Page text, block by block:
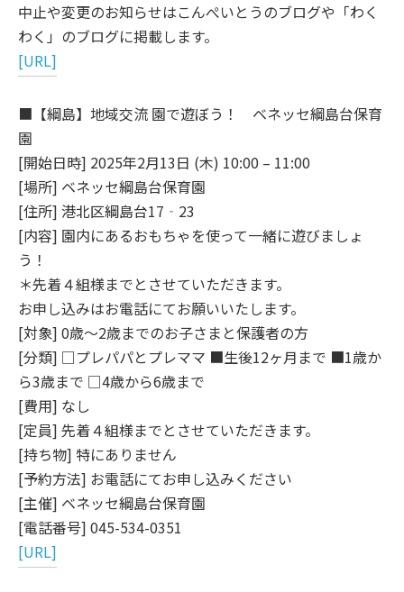
中止や変更のお知らせはこんぺいとうのブログや「わく
わく」のブログに掲載します。
[URL]
■【綱島】地域交流 園で遊ぼう！ ベネッセ綱島台保育
園
[開始日時] 2025年2月13日 (木) 10:00 – 11:00
[場所] ベネッセ綱島台保育園
[住所] 港北区綱島台17‐23
[内容] 園内にあるおもちゃを使って一緒に遊びましょ
う！
＊先着４組様までとさせていただきます。
お申し込みはお電話にてお願いいたします。
[対象] 0歳～2歳までのお子さまと保護者の方
[分類] □プレパパとプレママ ■生後12ヶ月まで ■1歳か
ら3歳まで □4歳から6歳まで
[費用] なし
[定員] 先着４組様までとさせていただきます。
[持ち物] 特にありません
[予約方法] お電話にてお申し込みください
[主催] ベネッセ綱島台保育園
[電話番号] 045-534-0351
[URL]